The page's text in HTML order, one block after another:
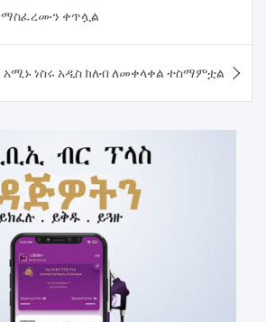
ቀጥሏል
አሚኑ ነስሩ አዲስ ክለብ ለመቀላቀል ተስማምቷል